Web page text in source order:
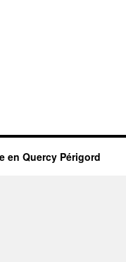
en Quercy Périgord